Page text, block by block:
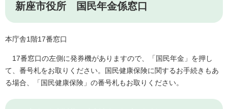
新座市役所 国民年金係窓口
本庁舎1階17番窓口
17番窓口の左側に発券機がありますので、「国民年金」を押し
て、番号札をお取りください。国民健康保険に関するお手続きもあ
る場合、「国民健康保険」の番号札もお取りください。